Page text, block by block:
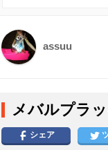
assuu
メバルプラ
シェア